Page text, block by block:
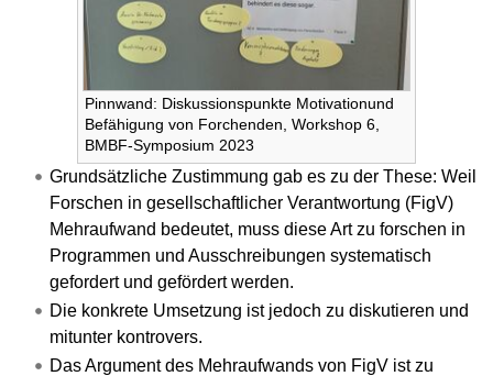
Pinnwand: Diskussionspunkte Motivationund
Befähigung von Forchenden, Workshop 6,
BMBF-Symposium 2023
Grundsätzliche Zustimmung gab es zu der These: Weil
Forschen in gesellschaftlicher Verantwortung (FigV)
Mehraufwand bedeutet, muss diese Art zu forschen in
Programmen und Ausschreibungen systematisch
gefordert und gefördert werden.
Die konkrete Umsetzung ist jedoch zu diskutieren und
mitunter kontrovers.
Das Argument des Mehraufwands von FigV ist zu